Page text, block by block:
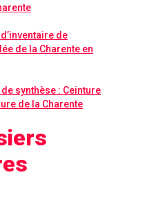
de
de la Charente en
synthèse : Ceinture
de la Charente